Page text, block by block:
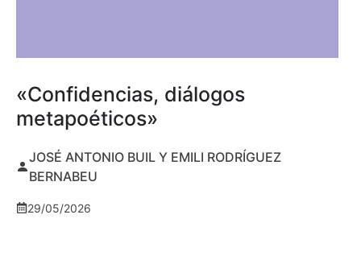
«Confidencias, diálogos
metapoéticos»
JOSÉ ANTONIO BUIL Y EMILI RODRÍGUEZ
BERNABEU
29/05/2026